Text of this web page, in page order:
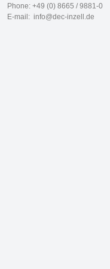
Phone: +49 (0) 8665 / 9881-0
E-mail: info@dec-inzell.de